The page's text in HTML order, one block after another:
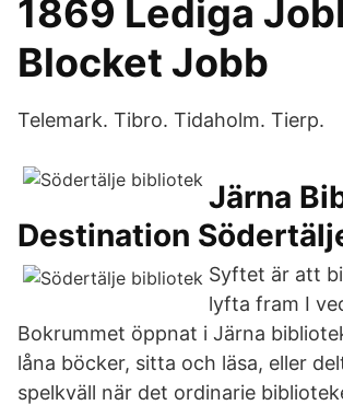
1869 Lediga
Blocket Jobb
Telemark. Tibro. Tidaholm. Tierp.
Järna
Destination
Syftet är att
lyfta fram I
Bokrummet öppnat i Järna
låna böcker, sitta och läsa, eller
spelkväll när det ordinarie